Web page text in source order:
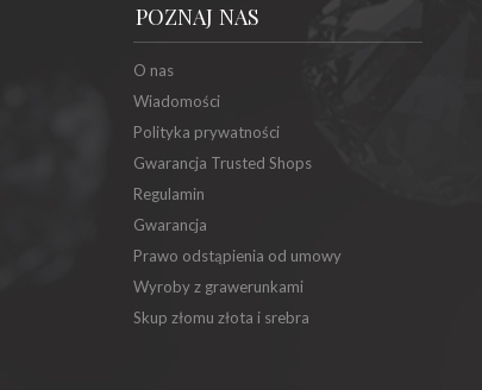
POZNAJ NAS
O nas
Wiadomości
Polityka prywatności
Gwarancja Trusted Shops
Regulamin
Gwarancja
Prawo odstąpienia od umowy
Wyroby z grawerunkami
Skup złomu złota i srebra